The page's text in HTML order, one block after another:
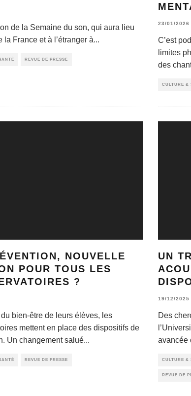
de la Semaine du son, qui aura lieu
la France et à l’étranger à...
REVUE DE PRESSE
23/01/2026
C’est
limites
des
CULTURE &
NOUVELLE
POUR TOUS LES
?
bien-être de leurs élèves, les
mettent en place des dispositifs de
Un changement salué...
REVUE DE PRESSE
UN
19/12/2025
Des
avancée
CULTURE &
REVUE DE